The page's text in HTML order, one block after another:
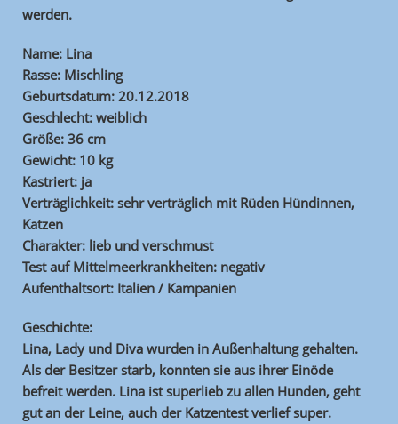
werden.
Name: Lina
Rasse: Mischling
Geburtsdatum: 20.12.2018
Geschlecht: weiblich
Größe: 36 cm
Gewicht: 10 kg
Kastriert: ja
Verträglichkeit: sehr verträglich mit Rüden Hündinnen,
Katzen
Charakter: lieb und verschmust
Test auf Mittelmeerkrankheiten: negativ
Aufenthaltsort: Italien / Kampanien
Geschichte:
Lina, Lady und Diva wurden in Außenhaltung gehalten.
Als der Besitzer starb, konnten sie aus ihrer Einöde
befreit werden. Lina ist superlieb zu allen Hunden, geht
gut an der Leine, auch der Katzentest verlief super.